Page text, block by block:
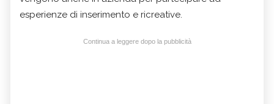
esperienze di inserimento e ricreative.
Continua a leggere dopo la pubblicità